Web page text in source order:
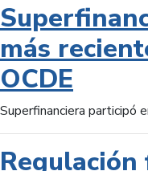
más
OCDE
Superfinanciera participó